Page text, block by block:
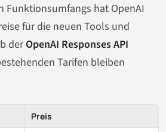
Funktionsumfangs hat OpenAI
für die neuen Tools und
derOpenAI Responses API
Tarifen bleiben
Preis